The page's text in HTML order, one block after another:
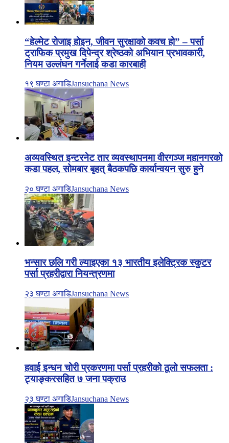
“हेल्मेट रोजाइ होइन, जीवन सुरक्षाको कवच हो” – पर्सा
ट्राफिक प्रमुख दिपेन्द्र श्रेष्ठको अभियान प्रभावकारी,
नियम उल्लंघन गर्नेलाई कडा कारबाही
१९ घण्टा अगाडिJansuchana News
अव्यवस्थित इन्टरनेट तार व्यवस्थापनमा वीरगञ्ज महानगरको
कडा पहल, सोमबार बृहत् बैठकपछि कार्यान्वयन सुरु हुने
२० घण्टा अगाडिJansuchana News
भन्सार छलि गरी ल्याइएका १३ भारतीय इलेक्ट्रिक स्कुटर
पर्सा प्रहरीद्वारा नियन्त्रणमा
२३ घण्टा अगाडिJansuchana News
हवाई इन्धन चोरी प्रकरणमा पर्सा प्रहरीको ठूलो सफलता :
ट्याङ्करसहित ७ जना पक्राउ
२३ घण्टा अगाडिJansuchana News